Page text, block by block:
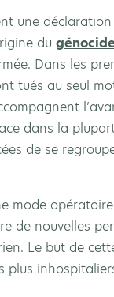
une
du génocide
Dans les
tués au seul
dans la
de se
de nouvelles
Le but de
plus